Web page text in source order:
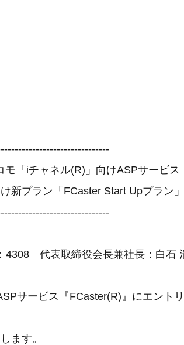
ャネル(R)」向けASPサービス
FCaster Start Upプラン」
4308 代表取締役会長兼社長：白石
サービス『FCaster(R)』にエント
ます。